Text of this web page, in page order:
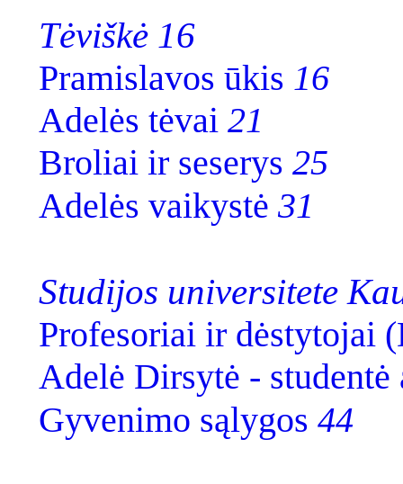
Tėviškė 16
Pramislavos ūkis 16
Adelės tėvai 21
Broliai ir seserys 25
Adelės vaikystė 31
Studijos universitete
Profesoriai ir dėstytojai
Adelė Dirsytė -
Gyvenimo sąlygos 44